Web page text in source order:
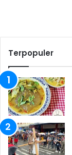
Terpopuler